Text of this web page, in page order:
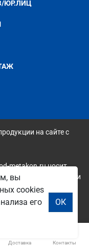
ЮР.ЛИЦ
на сайте с
metakon.ru носит
характер и ни
офертой. Всю
по телефонам
Доставка Контакты
вы
cookies
его
ОК